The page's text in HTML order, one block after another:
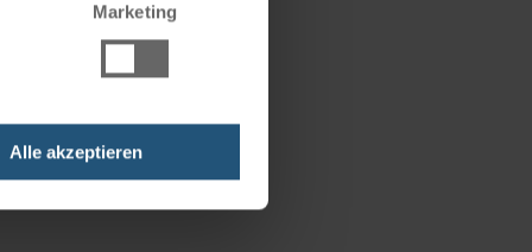
Marketing
Alle akzeptieren